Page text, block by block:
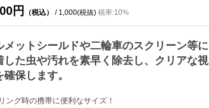
円 （税込） / 1,000(税抜) 税率:10%
メットシールドや二輪車のスクリーン等に
した虫や汚れを素早く除去し、クリアな視
確保します。
ング時の携帯に便利なサイズ！